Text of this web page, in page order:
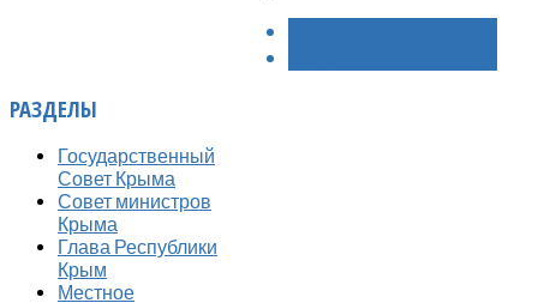
РАЗДЕЛЫ
Государственный
Совет Крыма
Совет министров
Крыма
Глава Республики
Крым
Местное